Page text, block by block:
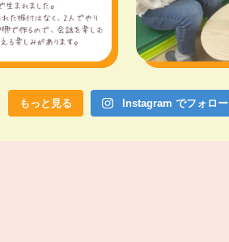
もっと見る Instagram でフォロー